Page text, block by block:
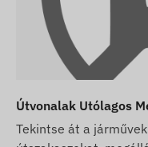
ezekkel
weblapunkon a
kiértékelése után
Útvonalak Utólagos
Tekintse át a